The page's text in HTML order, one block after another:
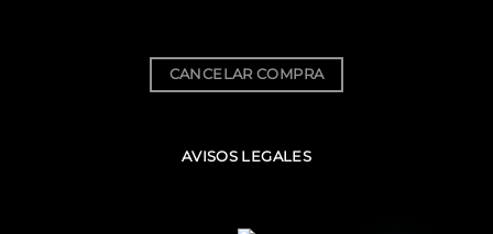
CANCELAR COMPRA
AVISOS LEGALES